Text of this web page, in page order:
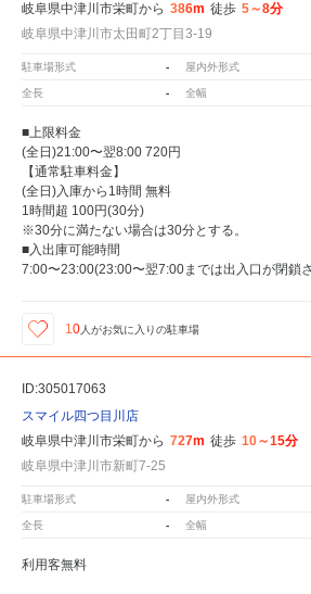
岐阜県中津川市栄町から 386m 徒歩 5～8分
岐阜県中津川市太田町2丁目3-19
駐車場形式 - 屋内外形式
全長 - 全幅
■上限料金
(全日)21:00〜翌8:00 720円
【通常駐車料金】
(全日)入庫から1時間 無料
1時間超 100円(30分)
※30分に満たない場合は30分とする。
■入出庫可能時間
7:00〜23:00(23:00〜翌7:00までは出入口が閉鎖
10 人がお気に入りの駐車場
ID:305017063
スマイル四つ目川店
岐阜県中津川市栄町から 727m 徒歩 10～15分
岐阜県中津川市新町7-25
駐車場形式 - 屋内外形式
全長 - 全幅
利用客無料